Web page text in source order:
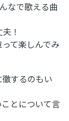
なで歌える曲
！
て楽しんでみ
するのもい
とについて言